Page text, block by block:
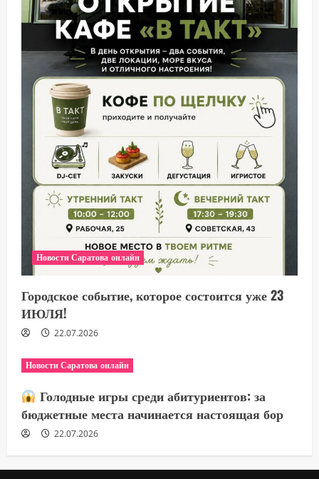
Новости Саратова онлайн
Городское событие, которое состоится уже 23
ИЮЛЯ!
22.07.2026
Новости Саратова онлайн
Голодные игры среди абитуриентов: за
бюджетные места начинается настоящая бор
22.07.2026